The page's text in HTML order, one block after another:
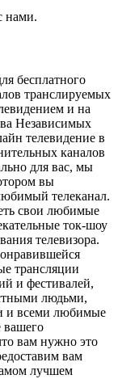
нами.
бесплатного
транслируемых
и на
Независимых
телевидение в
каналов
для вас, мы
вы
телеканал.
свои любимые
ток-шоу
телевизора.
трансляции
и фестивалей,
людьми,
и всеми любимые
вашего
вам нужно это
вам
лучшем